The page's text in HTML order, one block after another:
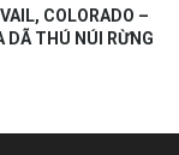
COLORADO –
DÃ THÚ NÚI RỪNG